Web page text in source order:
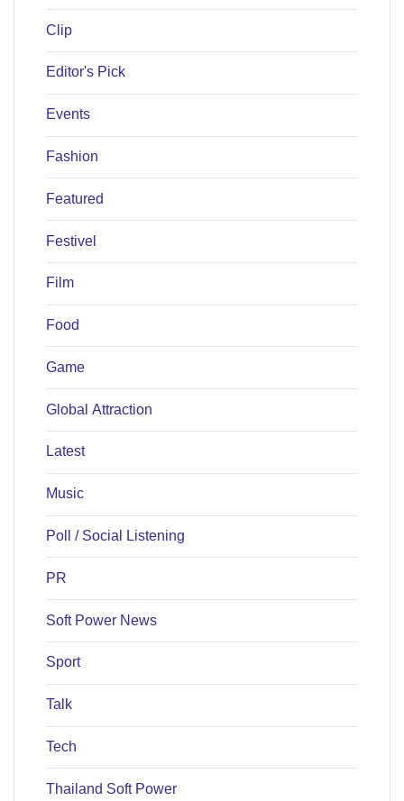
Clip
Editor's Pick
Events
Fashion
Featured
Festivel
Film
Food
Game
Global Attraction
Latest
Music
Poll / Social Listening
PR
Soft Power News
Sport
Talk
Tech
Thailand Soft Power